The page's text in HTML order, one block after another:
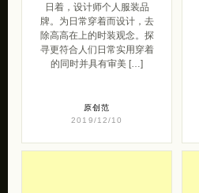
日着，设计师个人服装品
牌。为日常穿着而设计，去
除高高在上的时装观念。探
寻更符合人们日常实用穿着
的同时并具有审美 […]
原创范
2019/12/10